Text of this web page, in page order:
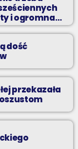
i ogromna
dość
przekazała